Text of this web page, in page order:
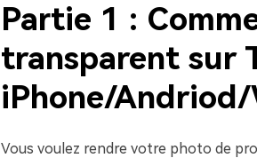
Partie 1 :
transparent sur
iPhone/
Vous voulez rendre votre photo de